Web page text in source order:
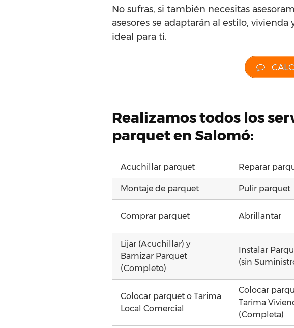
No sufras, si también necesitas
asesores se adaptarán al estilo,
ideal para ti.
Realizamos todos los
parquet en Salomó:
Acuchillar parquet Reparar
Montaje de parquet Pulir parquet
Comprar parquet Abrillantar
Lijar (Acuchillar) y
Barnizar Parquet
(Completo)
Instalar
(sin
Colocar parquet o Tarima
Local Comercial
Colocar
Tarima
(Completa)